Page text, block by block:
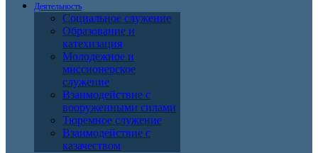
Деятельность
Социальное служение
Образование и
катехизация
Молодежное и
миссионерское
служение
Взаимодействие с
вооруженными силами
Тюремное служение
Взаимодействие с
казачеством